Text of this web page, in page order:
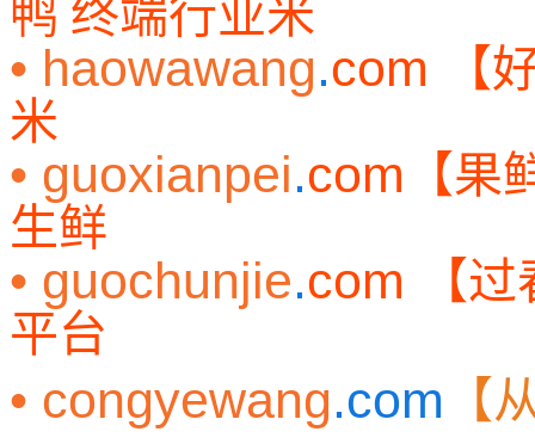
鸭 终端行业米
• haowawang.com
【
米
• guoxianpei.com 【
生鲜
• guochunjie.com
【
平台
• congyewang.com 【